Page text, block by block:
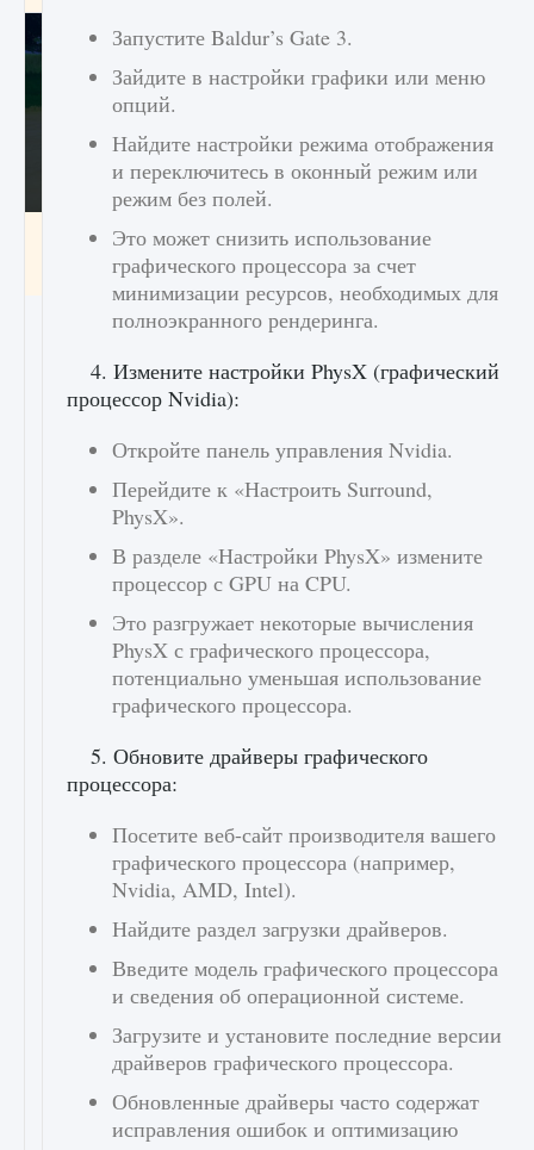
Как включить чат в Fortnite
9 августа 2024 1 335 0 0
Запустите Baldur’s Gate 3.
Зайдите в настройки графики или меню
опций.
Найдите настройки режима отображения
и переключитесь в оконный режим или
режим без полей.
Это может снизить использование
графического процессора за счет
минимизации ресурсов, необходимых для
полноэкранного рендеринга.
4. Измените настройки PhysX (графический
процессор Nvidia):
Откройте панель управления Nvidia.
Перейдите к «Настроить Surround,
PhysX».
В разделе «Настройки PhysX» измените
процессор с GPU на CPU.
Это разгружает некоторые вычисления
PhysX с графического процессора,
потенциально уменьшая использование
графического процессора.
5. Обновите драйверы графического
процессора:
Посетите веб-сайт производителя вашего
графического процессора (например,
Nvidia, AMD, Intel).
Найдите раздел загрузки драйверов.
Введите модель графического процессора
и сведения об операционной системе.
Загрузите и установите последние версии
драйверов графического процессора.
Обновленные драйверы часто содержат
исправления ошибок и оптимизацию